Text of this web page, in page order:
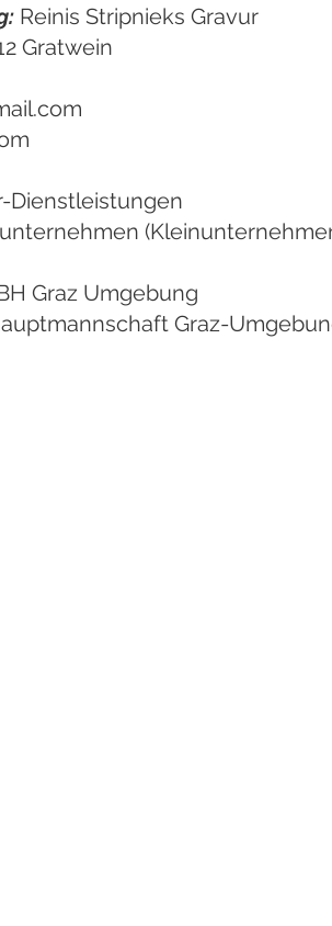
Reinis Stripnieks Gravur
Gratwein
Dienstleistungen
Graz Umgebung
Graz-